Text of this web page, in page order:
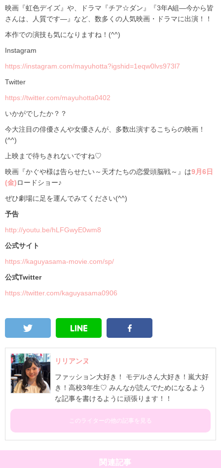
映画『虹色デイズ』や、ドラマ『チア☆ダン』『3年A組―今から皆
さんは、人質です―』など、数多くの人気映画・ドラマに出演！！
本作での演技も気になりますね！(^^)
Instagram
https://instagram.com/mayuhotta?igshid=1eqw0lvs973l7
Twitter
https://twitter.com/mayuhotta0402
いかがでしたか？？
今大注目の俳優さんや女優さんが、多数出演するこちらの映画！
(^^)
上映まで待ちきれないですね♡
映画『かぐや様は告らせたい～天才たちの恋愛頭脳戦～』は9月6日
(金)ロードショー♪
ぜひ劇場に足を運んでみてください(^^)
予告
http://youtu.be/hLFGwyE0wm8
公式サイト
https://kaguyasama-movie.com/sp/
︎公式Twitter
https://twitter.com/kaguyasama0906
リリアンヌ
ファッション大好き！ モデルさん大好き！嵐大好
き！高校3年生♡ みんなが読んでためになるよう
な記事を書けるように頑張ります！！
このライターの他の記事を見る
関連記事